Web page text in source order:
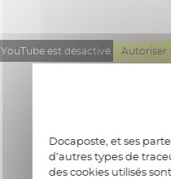
YouTube est désactivé. Autoriser
Docaposte, et ses
d’autres types de
des cookies utilisés